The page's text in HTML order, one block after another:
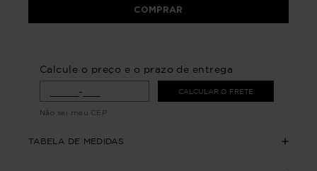
COMPRAR
Calcule o preço e o prazo de entrega
CALCULAR O FRETE
Não sei meu CEP
TABELA DE MEDIDAS